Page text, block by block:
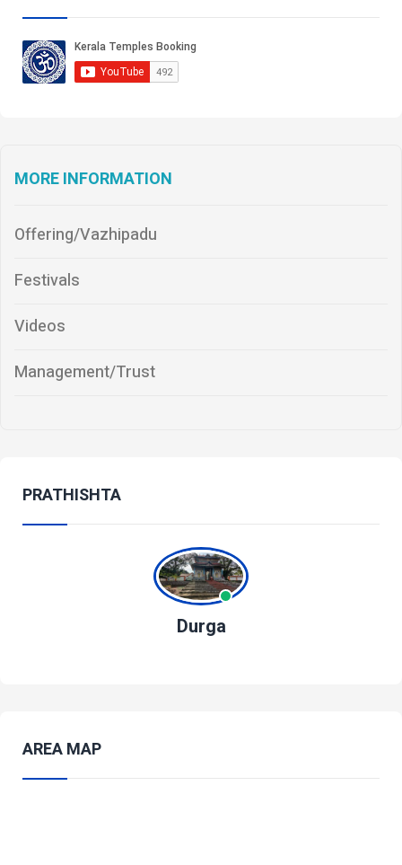
MORE INFORMATION
Offering/Vazhipadu
Festivals
Videos
Management/Trust
PRATHISHTA
Durga
AREA MAP